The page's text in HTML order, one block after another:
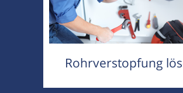
Rohrverstopfung